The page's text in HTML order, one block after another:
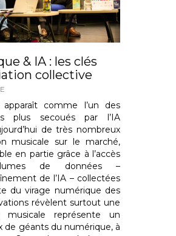
& IA : les clés
collective
comme l’un des
plus secoués par l’IA
de très nombreux
musicale sur le marché,
en partie grâce à l’accès
de données –
de l’IA – collectées
du virage numérique des
révèlent surtout une
musicale représente un
de géants du numérique, à